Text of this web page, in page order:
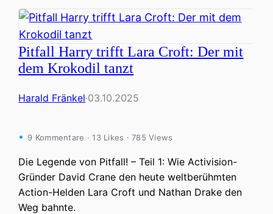
Pitfall Harry trifft Lara Croft: Der mit
dem Krokodil tanzt
Harald Fränkel·03.10.2025
9 Kommentare · 13 Likes · 785 Views
Die Legende von Pitfall! – Teil 1: Wie Activision-
Gründer David Crane den heute weltberühmten
Action-Helden Lara Croft und Nathan Drake den
Weg bahnte.